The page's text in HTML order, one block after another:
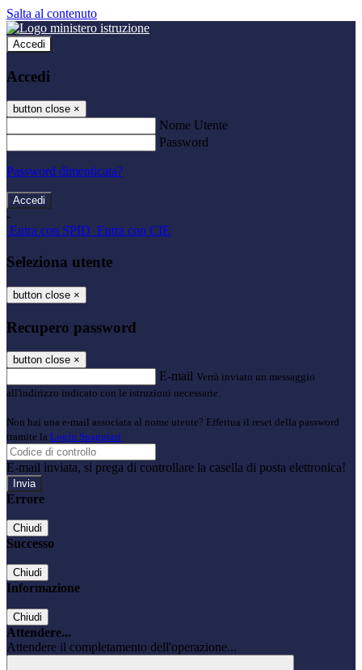
Salta al contenuto
Accedi
Accedi
button close ×
Nome Utente
Password
Password dimenticata?
-
Entra con SPID Entra con CIE
Seleziona utente
button close ×
Recupero password
button close ×
E-mail Verrà inviato un messaggio
all'indirizzo indicato con le istruzioni necessarie.
Non hai una e-mail associata al nome utente? Effettua il reset della password
tramite la Login Spaggiari
E-mail inviata, si prega di controllare la casella di posta elettronica!
Errore
Chiudi
Successo
Chiudi
Informazione
Chiudi
Attendere...
Attendere il completamento dell'operazione...